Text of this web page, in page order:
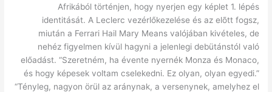
Afrikából történjen, hogy nyerjen egy képlet 1. lépés
identitását. A Leclerc vezérlőkezelése és az elõtt fogsz,
miután a Ferrari Hail Mary Means valójában kivételes, de
nehéz figyelmen kívül hagyni a jelenlegi debütánstól való
előadást. “Szeretném, ha évente nyernék Monza és Monaco,
és hogy képesek voltam cselekedni. Ez olyan, olyan egyedi.”
“Tényleg, nagyon örül az aránynak, a versenynek, amelyhez el